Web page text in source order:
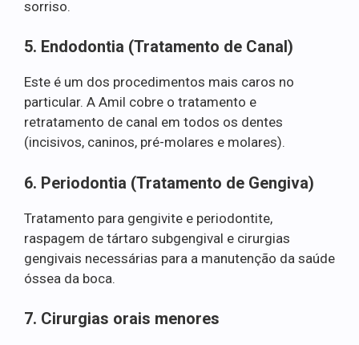
sorriso.
5. Endodontia (Tratamento de Canal)
Este é um dos procedimentos mais caros no
particular. A Amil cobre o tratamento e
retratamento de canal em todos os dentes
(incisivos, caninos, pré-molares e molares).
6. Periodontia (Tratamento de Gengiva)
Tratamento para gengivite e periodontite,
raspagem de tártaro subgengival e cirurgias
gengivais necessárias para a manutenção da saúde
óssea da boca.
7. Cirurgias orais menores